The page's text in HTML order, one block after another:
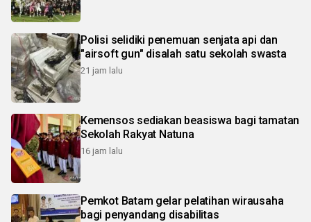
Polisi selidiki penemuan senjata api dan
"airsoft gun" disalah satu sekolah swasta
21 jam lalu
Kemensos sediakan beasiswa bagi tamatan
Sekolah Rakyat Natuna
16 jam lalu
Pemkot Batam gelar pelatihan wirausaha
bagi penyandang disabilitas